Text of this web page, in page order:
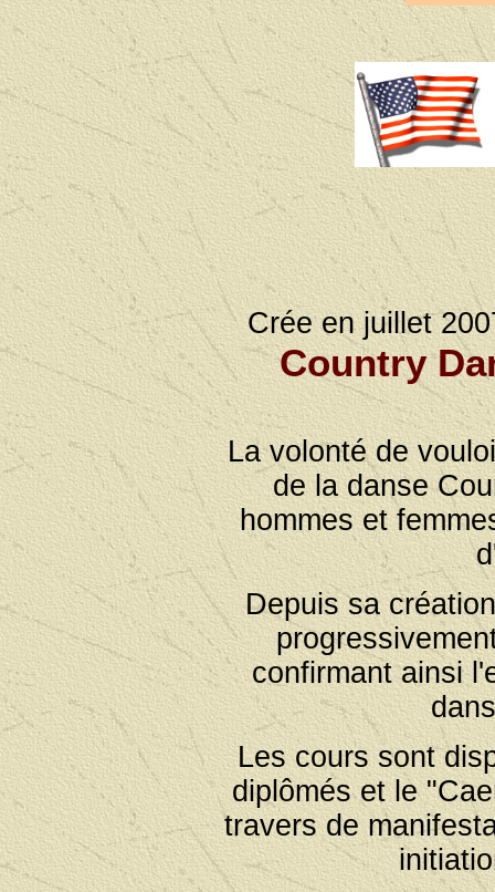
Crée en juillet
Country
La volonté de
de la danse
hommes et
Depuis sa
confirmant ainsi
Les cours sont
diplômés et le
travers de